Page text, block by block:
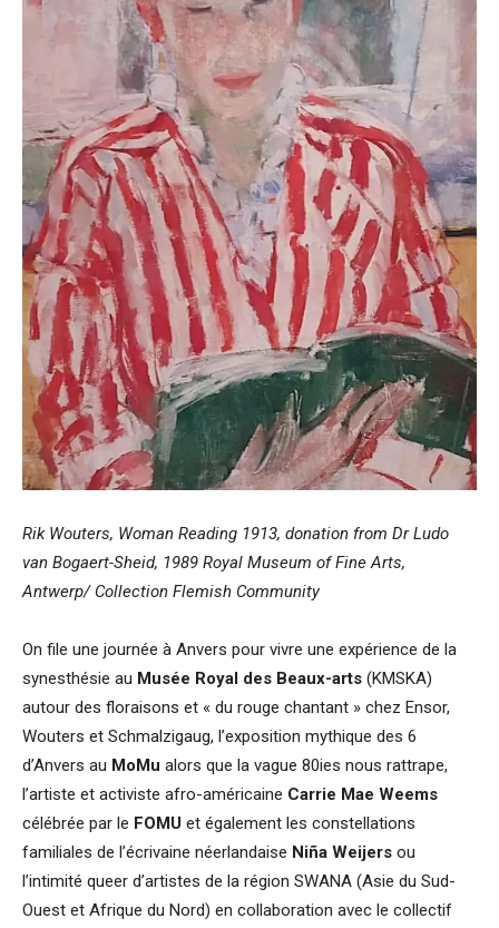
Rik Wouters, Woman Reading 1913, donation from Dr Ludo
van Bogaert-Sheid, 1989 Royal Museum of Fine Arts,
Antwerp/ Collection Flemish Community
On file une journée à Anvers pour vivre une expérience de la
synesthésie au Musée Royal des Beaux-arts (KMSKA)
autour des floraisons et « du rouge chantant » chez Ensor,
Wouters et Schmalzigaug, l’exposition mythique des 6
d’Anvers au MoMu alors que la vague 80ies nous rattrape,
l’artiste et activiste afro-américaine Carrie Mae Weems
célébrée par le FOMU et également les constellations
familiales de l’écrivaine néerlandaise Niña Weijers ou
l’intimité queer d’artistes de la région SWANA (Asie du Sud-
Ouest et Afrique du Nord) en collaboration avec le collectif